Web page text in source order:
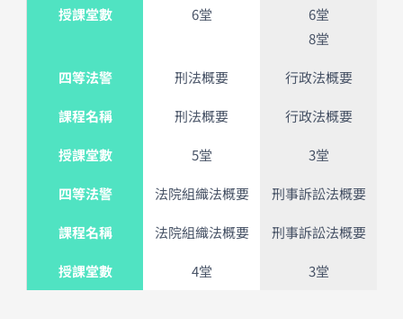
授課堂數 6堂
6堂
8堂
四等法警 刑法概要 行政法概要
課程名稱 刑法概要 行政法概要
授課堂數 5堂 3堂
四等法警 法院組織法概要 刑事訴訟法概要
課程名稱 法院組織法概要 刑事訴訟法概要
授課堂數 4堂 3堂